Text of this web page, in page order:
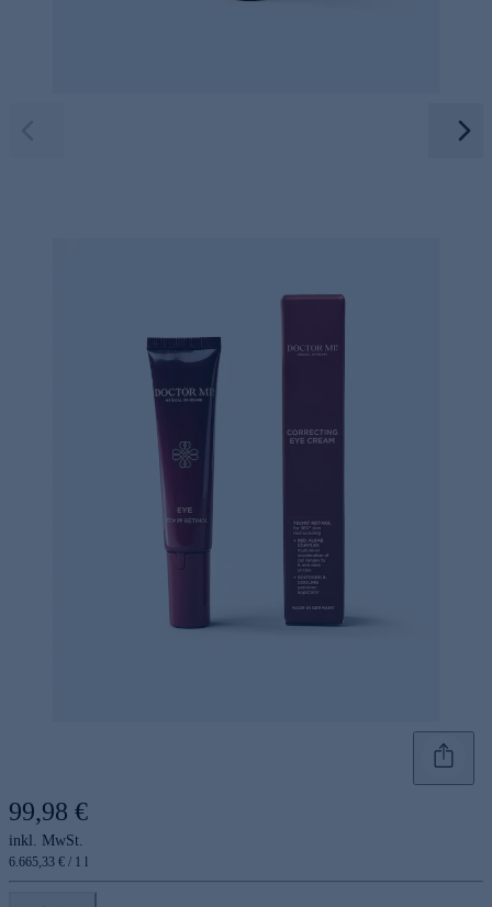
99,98 €
inkl. MwSt.
6.665,33 € / 1 l